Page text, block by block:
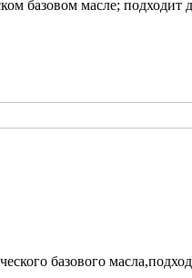
базовом масле;
базового